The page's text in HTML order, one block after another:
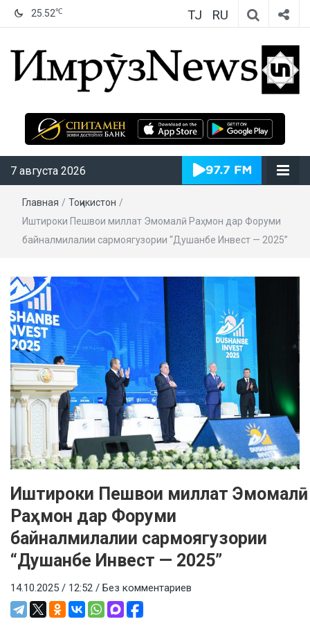
25.52℃ TJ RU
ИмрӯзNews
7 августа 2026
Главная / Тоҷикистон /
Иштироки Пешвои миллат Эмомалӣ Раҳмон дар Форуми
байналмилалии сармоягузории “Душанбе Инвест — 2025”
Иштироки Пешвои миллат Эмомалӣ
Раҳмон дар Форуми
байналмилалии сармоягузории
“Душанбе Инвест — 2025”
14.10.2025 / 12:52 / Без комментариев